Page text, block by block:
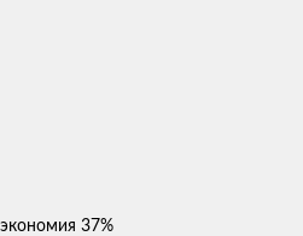
экономия 37%